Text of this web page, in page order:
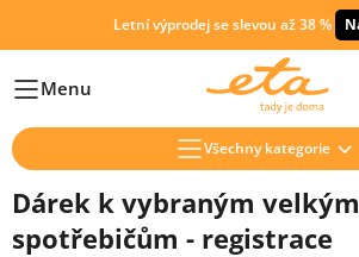
Letní výprodej se slevou až 38 %
HlavníMenu
Všechny kategorie
Dárek k vybraným velkým
spotřebičům - registrace